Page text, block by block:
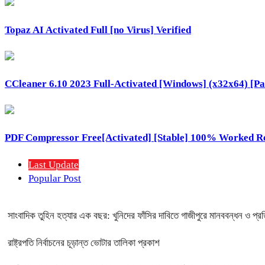
Topaz AI Activated Full [no Virus] Verified
CCleaner 6.10 2023 Full-Activated [Windows] (x32x64)
PDF Compressor Free[Activated] [Stable] 100% Worked
Last Update
Popular Post
সাংবাদিক তুহিন হত্যার এক বছর: খুনিদের ফাঁসির দাবিতে গাজীপুরে মানববন্ধন ও
রাষ্ট্রপতি নির্বাচনের চূড়ান্ত ভোটার তালিকা প্রকাশ